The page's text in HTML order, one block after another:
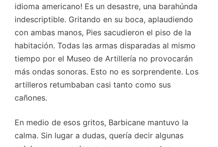
idioma americano! Es un desastre, una barahúnda
indescriptible. Gritando en su boca, aplaudiendo
con ambas manos, Pies sacudieron el piso de la
habitación. Todas las armas disparadas al mismo
tiempo por el Museo de Artillería no provocarán
más ondas sonoras. Esto no es sorprendente. Los
artilleros retumbaban casi tanto como sus
cañones.
En medio de esos gritos, Barbicane mantuvo la
calma. Sin lugar a dudas, quería decir algunas